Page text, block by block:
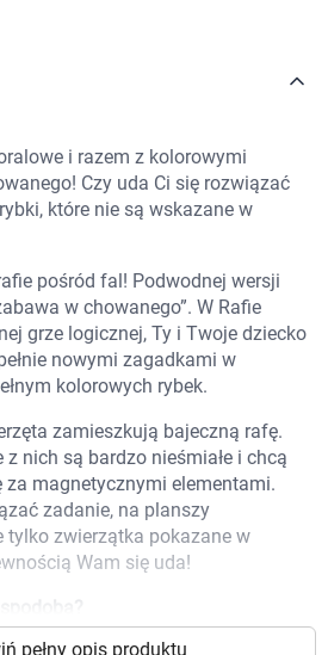
informacji znajdziesz w
i razem z kolorowymi
Czy uda Ci się rozwiązać
które nie są wskazane w
pośród fal! Podwodnej wersji
w chowanego”. W Rafie
grze logicznej, Ty i Twoje dziecko
nowymi zagadkami w
kolorowych rybek.
zamieszkują bajeczną rafę.
nich są bardzo nieśmiałe i chcą
za magnetycznymi elementami.
zadanie, na planszy
tylko zwierzątka pokazane w
Wam się uda!
pełny opis produktu